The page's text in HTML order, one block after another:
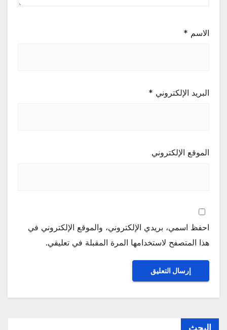
الاسم *
البريد الإلكتروني *
الموقع الإلكتروني
احفظ اسمي، بريدي الإلكتروني، والموقع الإلكتروني في
هذا المتصفح لاستخدامها المرة المقبلة في تعليقي.